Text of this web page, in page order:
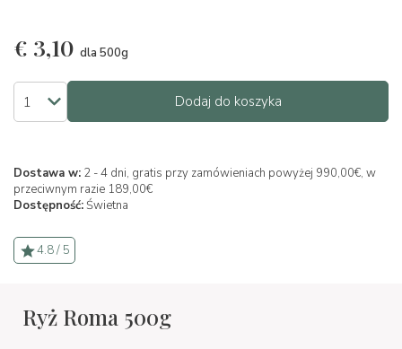
€ 3,10 dla 500g
Dodaj do koszyka
Dostawa w: 2 - 4 dni, gratis przy zamówieniach powyżej 990,00€, w
przeciwnym razie 189,00€
Dostępność:Świetna
4.8 / 5
Ryż Roma 500g